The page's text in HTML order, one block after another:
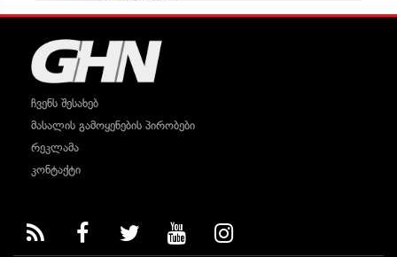
ჩვენს შესახებ
მასალის გამოყენების პირობები
რეკლამა
კონტაქტი